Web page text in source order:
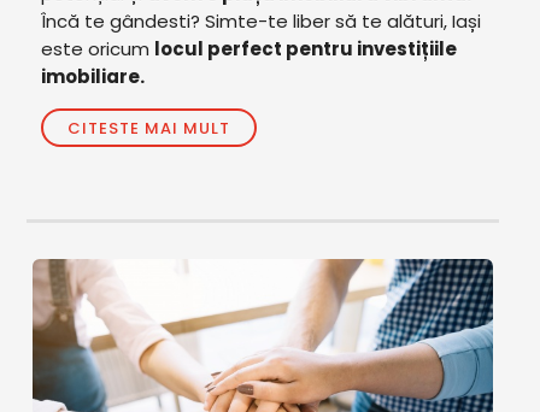
Încă te gândesti? Simte-te liber să te alături, Iași
este oricum locul perfect pentru investițiile
imobiliare.
CITESTE MAI MULT